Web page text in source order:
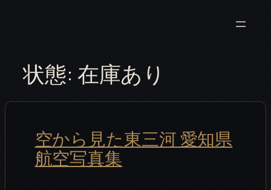
プ
状態: 在庫あり
空から見た東三河 愛知県
航空写真集